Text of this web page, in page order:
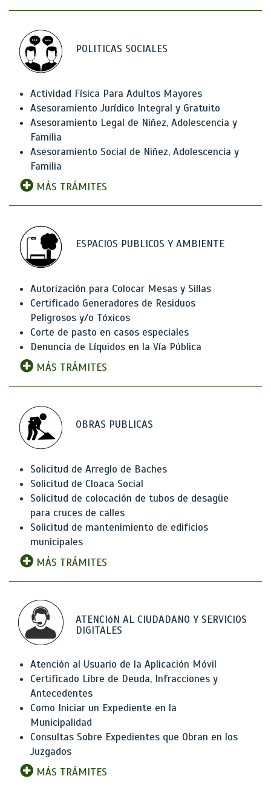
POLITICAS SOCIALES
Actividad Física Para Adultos Mayores
Asesoramiento Jurídico Integral y Gratuito
Asesoramiento Legal de Niñez, Adolescencia y
Familia
Asesoramiento Social de Niñez, Adolescencia y
Familia
MÁS TRÁMITES
ESPACIOS PUBLICOS Y AMBIENTE
Autorización para Colocar Mesas y Sillas
Certificado Generadores de Residuos
Peligrosos y/o Tóxicos
Corte de pasto en casos especiales
Denuncia de Líquidos en la Vía Pública
MÁS TRÁMITES
OBRAS PUBLICAS
Solicitud de Arreglo de Baches
Solicitud de Cloaca Social
Solicitud de colocación de tubos de desagüe
para cruces de calles
Solicitud de mantenimiento de edificios
municipales
MÁS TRÁMITES
ATENCIóN AL CIUDADANO Y SERVICIOS
DIGITALES
Atención al Usuario de la Aplicación Móvil
Certificado Libre de Deuda, Infracciones y
Antecedentes
Como Iniciar un Expediente en la
Municipalidad
Consultas Sobre Expedientes que Obran en los
Juzgados
MÁS TRÁMITES